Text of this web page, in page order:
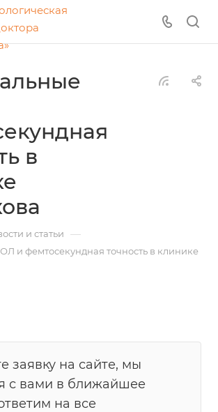
в
и статьи —
и фемтосекундная точность в клинике
заявку на сайте, мы
с вами в ближайшее
на все